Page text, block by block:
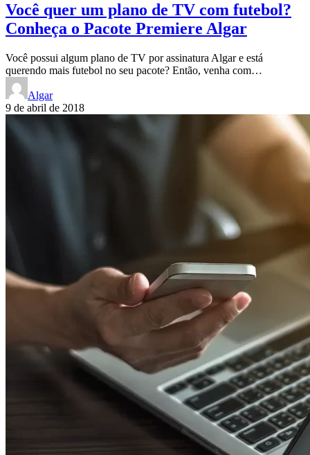
Você quer um plano de TV com futebol?
Conheça o Pacote Premiere Algar
Você possui algum plano de TV por assinatura Algar e está
querendo mais futebol no seu pacote? Então, venha com…
Algar
9 de abril de 2018